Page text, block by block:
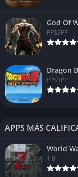
God Of
PPSSPP
Dragon
PPSSPP
APPS MÁS
World
1.0